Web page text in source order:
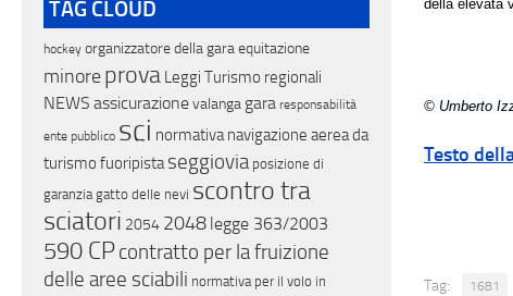
della elevata
© Umberto
Testo
Tag: 1681
TAG CLOUD
hockey organizzatore della garaequitazione
minoreprova Leggi Turismo regionali
NEWS assicurazionevalanga gara responsabilità
ente pubblico sci normativa navigazione aerea da
turismo fuoripista seggiovia posizione di
garanzia gatto delle nevi scontro tra
sciatori 2054 2048 legge 363/2003
590 CPcontratto per la fruizione
delle aree sciabili normativa per il volo in